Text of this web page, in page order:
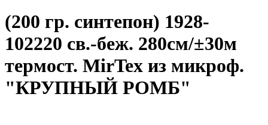
(200 гр. синтепон) 1928-
102220 св.-беж. 280см/±30м
термост. MirTex из микроф.
"КРУПНЫЙ РОМБ"